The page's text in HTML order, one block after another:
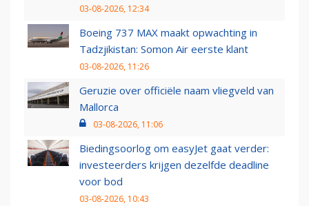
03-08-2026, 12:34
Boeing 737 MAX maakt opwachting in
Tadzjikistan: Somon Air eerste klant
03-08-2026, 11:26
Geruzie over officiële naam vliegveld van
Mallorca
03-08-2026, 11:06
Biedingsoorlog om easyJet gaat verder:
investeerders krijgen dezelfde deadline
voor bod
03-08-2026, 10:43